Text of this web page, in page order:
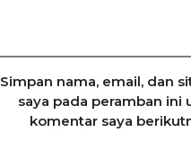
Simpan nama, email, dan
saya pada peramban ini
komentar saya